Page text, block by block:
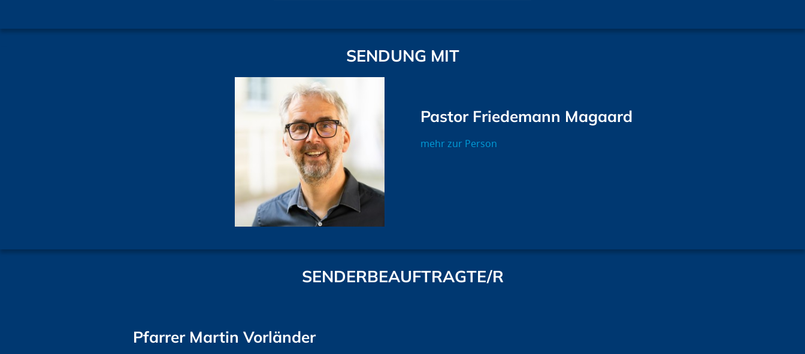
SENDUNG MIT
Pastor Friedemann Magaard
mehr zur Person
SENDERBEAUFTRAGTE/R
Pfarrer Martin Vorländer